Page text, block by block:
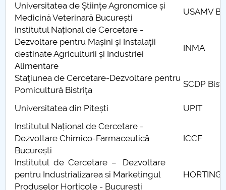
Ghiduri pentru STUDENȚI
Relații Publice
Relații Internaționale
PNRR
Proiect PRIM STUD
Proiect SU-ETIC
Protecția datelor personale
UNIVERSITATE pentru comunitate
Universitatea de Științe Agronomice și
Medicină Veterinară București
USAMV
Institutul Național de Cercetare -
Dezvoltare pentru Mașini și Instalații
destinate Agriculturii și Industriei
Alimentare
INMA
Staţiunea de Cercetare-Dezvoltare pentru
Pomicultură Bistrița
SCDP
Universitatea din Pitești
UPIT
Institutul Național de Cercetare -
Dezvoltare Chimico-Farmaceutică
București
ICCF
Institutul de Cercetare – Dezvoltare
pentru Industrializarea si Marketingul
Produselor Horticole - București
HORTING